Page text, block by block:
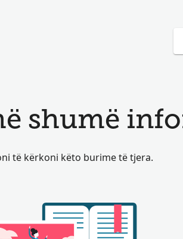
shumë
të kërkoni këto burime të tjera.